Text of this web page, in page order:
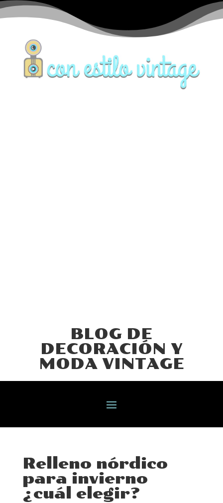
BLOG DE
DECORACIÓN Y
MODA VINTAGE
Relleno nórdico
para invierno
¿cuál elegir?